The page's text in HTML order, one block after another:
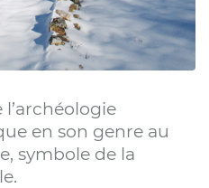
en son genre au
symbole de la